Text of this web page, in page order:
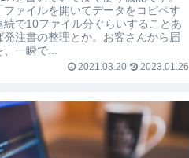
ァイルを開いてデータをコピペす
続で10ファイル分ぐらいすることあ
発注書の整理とか。お客さんから届
一瞬で...
2021.03.20 2023.01.26